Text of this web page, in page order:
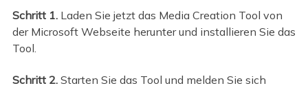
Schritt 1.Laden Sie jetzt das Media Creation Tool von
der Microsoft Webseite herunter und installieren Sie das
Tool.
Schritt 2.Starten Sie das Tool und melden Sie sich